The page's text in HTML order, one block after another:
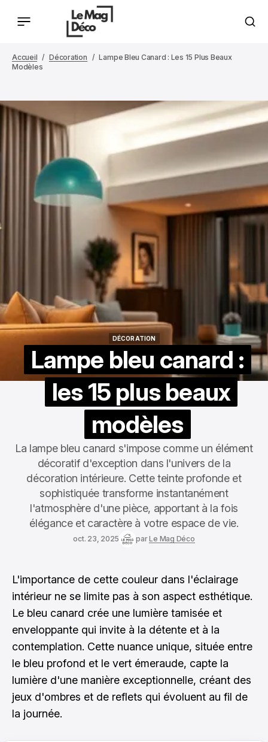
Accueil Décoration
Lampe Bleu Canard : Les 15 Plus Beaux
Modèles
DÉCORATION
Lampe bleu canard :
les 15 plus beaux
modèles
La lampe bleu canard s'impose comme un élément
décoratif d'exception dans l'univers de la
décoration intérieure. Cette teinte profonde et
sophistiquée transforme instantanément
l'atmosphère d'une pièce, apportant à la fois
élégance et caractère à votre espace de vie.
oct. 23, 2025 parLe Mag Déco
L'importance de cette couleur dans l'éclairage
intérieur ne se limite pas à son aspect esthétique.
Le bleu canard crée une lumière tamisée et
enveloppante qui invite à la détente et à la
contemplation. Cette nuance unique, située entre
le bleu profond et le vert émeraude, capte la
lumière d'une manière exceptionnelle, créant des
jeux d'ombres et de reflets qui évoluent au fil de
la journée.